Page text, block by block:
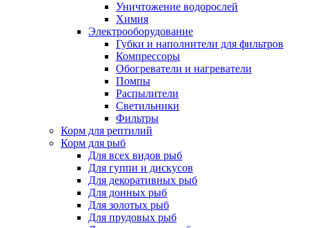
Уничтожение водорослей
Химия
Электрооборудование
Губки и наполнители для фильтров
Компрессоры
Обогреватели и нагреватели
Помпы
Распылители
Светильники
Фильтры
Корм для рептилий
Корм для рыб
Для всех видов рыб
Для гуппи и дискусов
Для декоративных рыб
Для донных рыб
Для золотых рыб
Для прудовых рыб